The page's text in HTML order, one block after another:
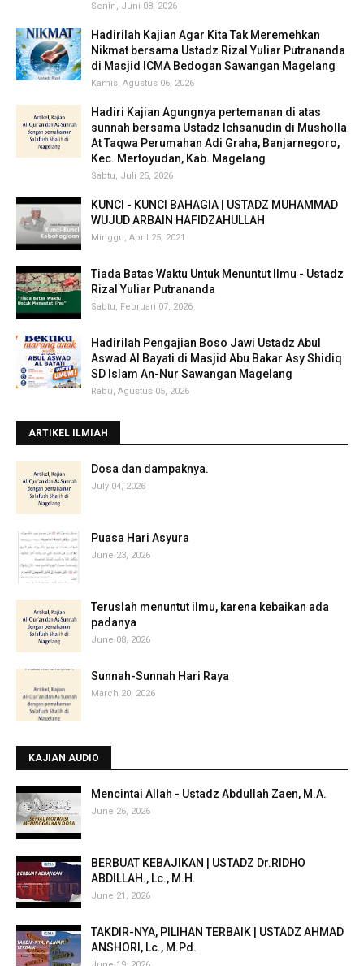
Senin, Juni 08, 2026
Hadirilah Kajian Agar Kita Tak Meremehkan
Nikmat bersama Ustadz Rizal Yuliar Putrananda
di Masjid ICMA Bedogan Sawangan Magelang
Kamis, Agustus 06, 2026
Hadiri Kajian Agungnya pertemanan di atas
sunnah bersama Ustadz Ichsanudin di Musholla
At Taqwa Perumahan Adi Graha, Banjarnegoro,
Kec. Mertoyudan, Kab. Magelang
Sabtu, Juli 25, 2026
KUNCI - KUNCI BAHAGIA | USTADZ MUHAMMAD
WUJUD ARBAIN HAFIDZAHULLAH
Minggu, April 25, 2021
Tiada Batas Waktu Untuk Menuntut Ilmu - Ustadz
Rizal Yuliar Putrananda
Sabtu, Februari 07, 2026
Hadirilah Pengajian Boso Jawi Ustadz Abul
Aswad Al Bayati di Masjid Abu Bakar Asy Shidiq
SD Islam An-Nur Sawangan Magelang
Rabu, Agustus 05, 2026
ARTIKEL ILMIAH
‎Dosa dan dampaknya.
July 04, 2026
Puasa Hari Asyura
June 23, 2026
Teruslah menuntut ilmu, karena kebaikan ada
padanya
June 08, 2026
Sunnah-Sunnah Hari Raya
March 20, 2026
KAJIAN AUDIO
Mencintai Allah - Ustadz Abdullah Zaen, M.A.
June 26, 2026
BERBUAT KEBAJIKAN | USTADZ Dr.RIDHO
ABDILLAH., Lc., M.H.
June 21, 2026
TAKDIR-NYA, PILIHAN TERBAIK | USTADZ AHMAD
ANSHORI, Lc., M.Pd.